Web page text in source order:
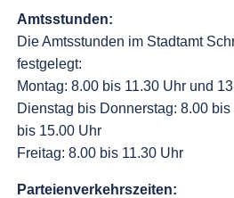
Amtsstunden:
Die Amtsstunden im Stadtamt
festgelegt:
Montag: 8.00 bis 11.30 Uhr und
Dienstag bis Donnerstag: 8.00
bis 15.00 Uhr
Freitag: 8.00 bis 11.30 Uhr
Parteienverkehrszeiten: